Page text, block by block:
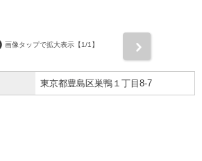
画像タップで拡大表示【1/1】
東京都豊島区巣鴨１丁目8-7